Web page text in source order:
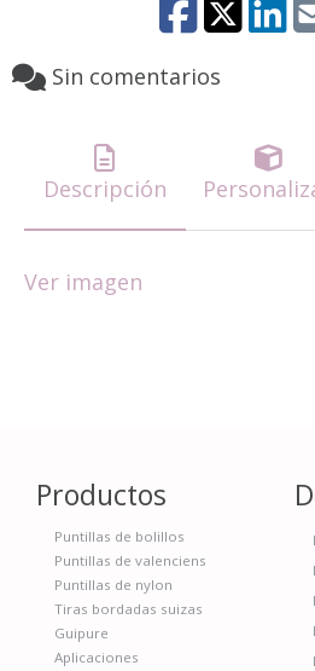
Sin comentarios
Descripción
Ver imagen
Productos
Puntillas de bolillos
Puntillas de valenciens
Puntillas de nylon
Tiras bordadas suizas
Guipure
Aplicaciones